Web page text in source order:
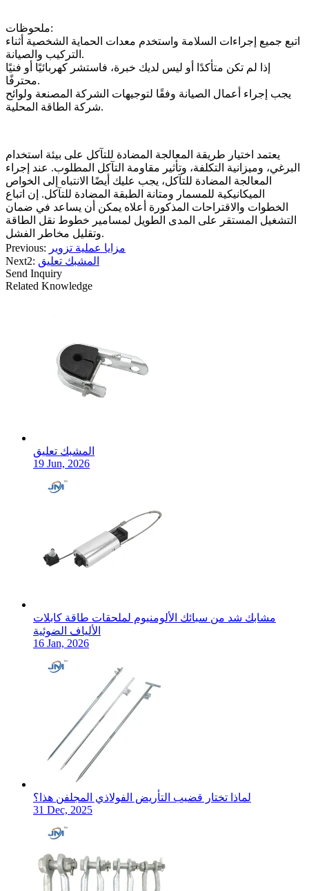
ملحوظات:
اتبع جميع إجراءات السلامة واستخدم معدات الحماية الشخصية أثناء
التركيب والصيانة.
إذا لم تكن متأكدًا أو ليس لديك خبرة، فاستشر كهربائيًا أو فنيًا
محترفًا.
يجب إجراء أعمال الصيانة وفقًا لتوجيهات الشركة المصنعة ولوائح
شركة الطاقة المحلية.
يعتمد اختيار طريقة المعالجة المضادة للتآكل على بيئة استخدام
البرغي، وميزانية التكلفة، وتأثير مقاومة التآكل المطلوب. عند إجراء
المعالجة المضادة للتآكل، يجب عليك أيضًا الانتباه إلى الخواص
الميكانيكية للمسمار ومتانة الطبقة المضادة للتآكل. إن اتباع
الخطوات والاقتراحات المذكورة أعلاه يمكن أن يساعد في ضمان
التشغيل المستقر على المدى الطويل لمسامير خطوط نقل الطاقة
وتقليل مخاطر الفشل.
Previous: مزايا عملية تزوير
Next2: المشبك تعليق
Send Inquiry
Related Knowledge
المشبك تعليق
19 Jun, 2026
مشابك شد من سبائك الألومنيوم لملحقات طاقة كابلات
الألياف الضوئية
16 Jan, 2026
لماذا تختار قضيب التأريض الفولاذي المجلفن هذا؟
31 Dec, 2025